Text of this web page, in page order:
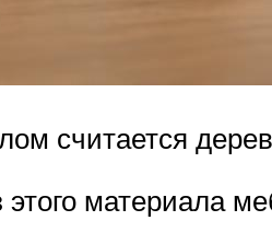
считается
этого материала